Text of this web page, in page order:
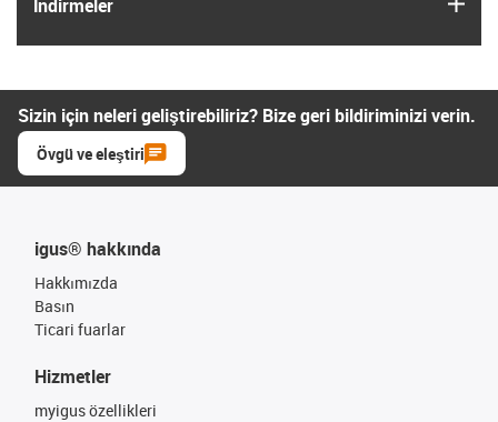
İndirmeler
Sizin için neleri geliştirebiliriz? Bize geri bildiriminizi verin.
Övgü ve eleştiri
igus® hakkında
Hakkımızda
Basın
Ticari fuarlar
Hizmetler
myigus özellikleri